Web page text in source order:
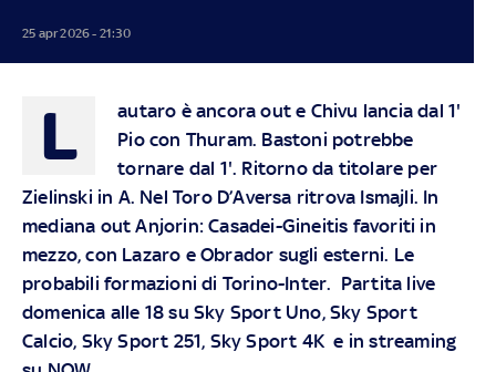
25 apr 2026 - 21:30
L
autaro è ancora out e Chivu lancia dal 1'
Pio con Thuram. Bastoni potrebbe
tornare dal 1'. Ritorno da titolare per
Zielinski in A. Nel Toro D’Aversa ritrova Ismajli. In
mediana out Anjorin: Casadei-Gineitis favoriti in
mezzo, con Lazaro e Obrador sugli esterni. Le
probabili formazioni di Torino-Inter. Partita live
domenica alle 18 su Sky Sport Uno,Sky Sport
Calcio, Sky Sport 251, Sky Sport 4K e in streaming